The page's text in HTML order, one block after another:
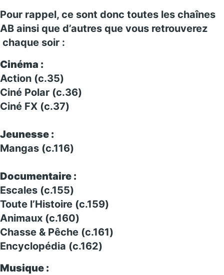
Pour rappel, ce sont donc toutes les chaînes
AB ainsi que d’autres que vous retrouverez
chaque soir :
Cinéma :
Action (c.35)
Ciné Polar (c.36)
Ciné FX (c.37)
Jeunesse :
Mangas (c.116)
Documentaire :
Escales (c.155)
Toute l’Histoire (c.159)
Animaux (c.160)
Chasse & Pêche (c.161)
Encyclopédia (c.162)
Musique :